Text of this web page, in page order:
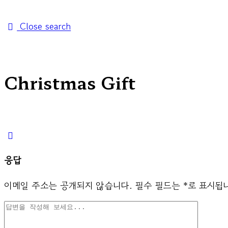
Close search
Christmas Gift
응답
이메일 주소는 공개되지 않습니다. 필수 필드는 *로 표시됩